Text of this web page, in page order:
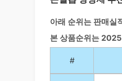
아래 순위는 판매실
본 상품순위는
#